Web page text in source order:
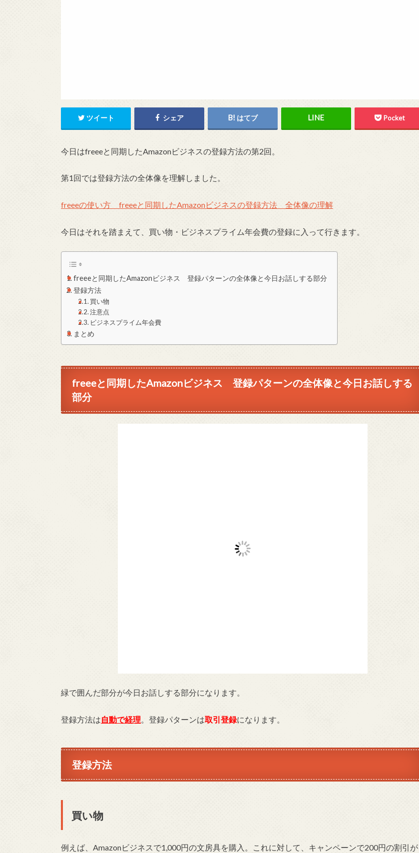
ツイート シェア はてブ Pocket
今日はfreeeと同期したAmazonビジネスの登録方法の第2回。
第1回では登録方法の全体像を理解しました。
freeeの使い方 freeeと同期したAmazonビジネスの登録方法 全体像の理解
今日はそれを踏まえて、買い物・ビジネスプライム年会費の登録に入って行きます。
freeeと同期したAmazonビジネス 登録パターンの全体像と今日お話しする部分
登録方法
買い物
注意点
ビジネスプライム年会費
まとめ
freeeと同期したAmazonビジネス 登録パターンの全体像と今日お話しする
部分
緑で囲んだ部分が今日お話しする部分になります。
登録方法は自動で経理 。登録パターンは取引登録になります。
登録方法
買い物
例えば、Amazonビジネスで1,000円の文房具を購入。これに対して、キャンペーンで200円の割引が